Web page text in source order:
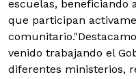
escuelas, beneficiando
que participan
venido trabajando el
diferentes ministerios,